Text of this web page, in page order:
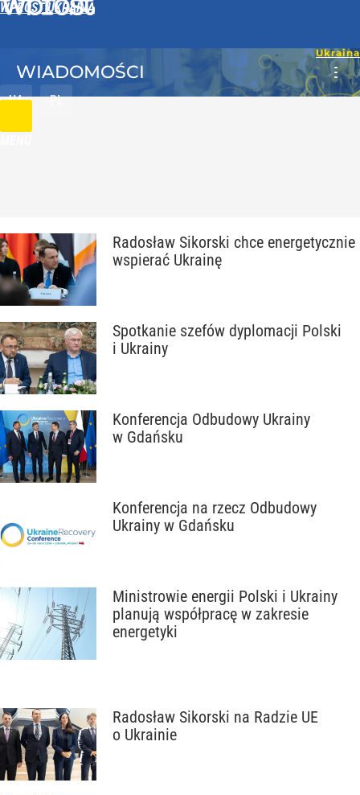
WPROST UKRAINA
UA PL
WIADOMOŚCI
Radosław Sikorski chce energetycznie
wspierać Ukrainę
Spotkanie szefów dyplomacji Polski
i Ukrainy
Konferencja Odbudowy Ukrainy
w Gdańsku
Konferencja na rzecz Odbudowy
Ukrainy w Gdańsku
Ministrowie energii Polski i Ukrainy
planują współpracę w zakresie
energetyki
Radosław Sikorski na Radzie UE
o Ukrainie